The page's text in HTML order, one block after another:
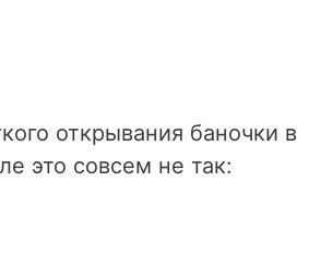
открывания баночки в
это совсем не так: